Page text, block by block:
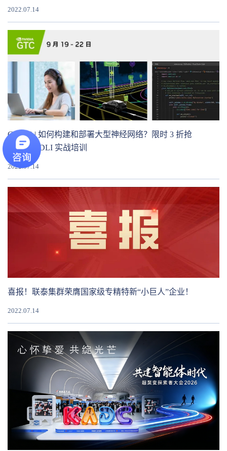
2022.07.14
GTC22 | 如何构建和部署大型神经网络？限时 3 折抢
NVIDIA DLI 实战培训
2022.07.14
喜报！联泰集群荣膺国家级专精特新“小巨人”企业！
2022.07.14